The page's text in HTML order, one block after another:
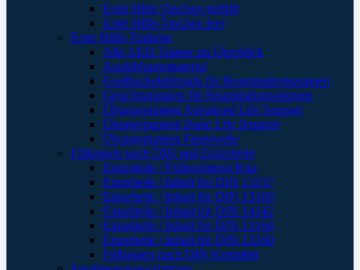
Erste Hilfe-Taschen gefüllt
Erste Hilfe-Taschen leer
Erste Hilfe-Training
Alle AED Trainer im Überblick
Ausbildungsmaterial
Feedbackelektronik für Reanimationspuppen
Gesichtsmasken für Reanimationspuppen
Übungspuppen Advanced Life Support
Übungspuppen Basic Life Support
Übungspuppen Feuerwehr
Füllungen nach DIN und Einzelteile
Einzelteile / Füllsortiment Kita
Einzelteile / Inhalt für DIN 13157
Einzelteile / Inhalt für DIN 13169
Einzelteile / Inhalt für DIN 14142
Einzelteile / Inhalt für DIN 13164
Einzelteile / Inhalt für DIN 13160
Füllungen nach DIN Komplett